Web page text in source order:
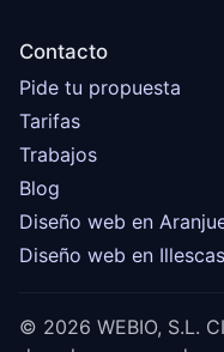
Contacto
Pide tu propuesta
Tarifas
Trabajos
Blog
Diseño web en
Diseño web en Illescas
© 2026 WEBIO, S.L.